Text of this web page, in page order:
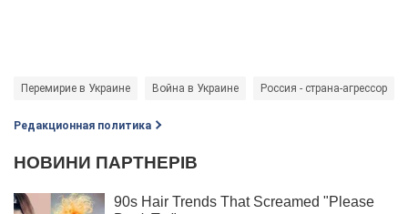
Перемирие в Украине Война в Украине Россия - страна-агрессор
Редакционная политика